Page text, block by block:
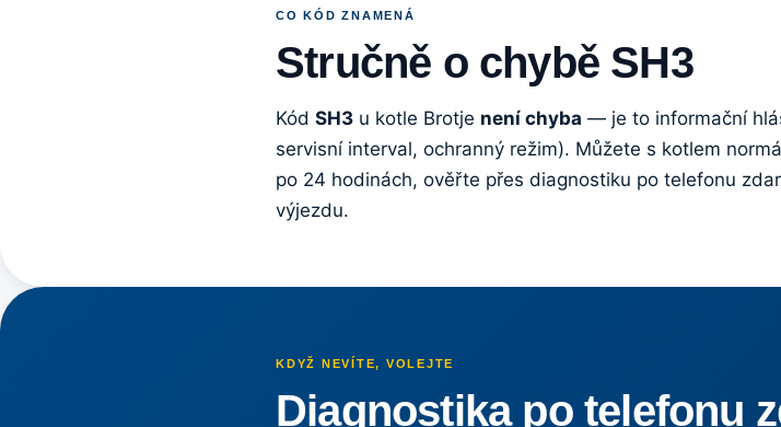
CO KÓD ZNAMENÁ
Stručně o chybě SH3
Kód SH3 u kotle Brotje není chyba — je to informační
servisní interval, ochranný režim). Můžete s kotlem
po 24 hodinách, ověřte přes diagnostiku po telefonu
výjezdu.
KDYŽ NEVÍTE, VOLEJTE
Diagnostika po telefonu